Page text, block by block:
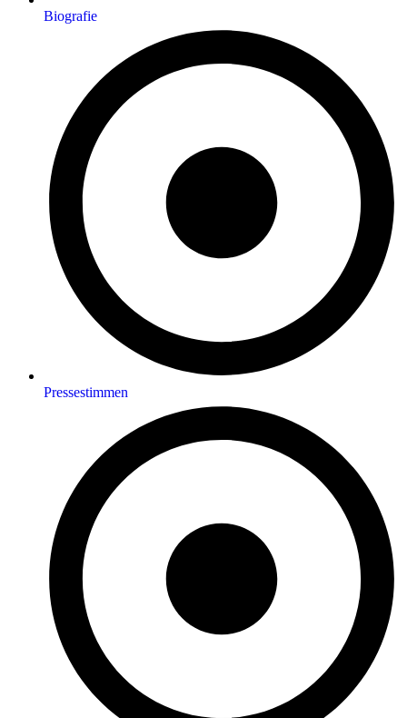
Biografie
Pressestimmen